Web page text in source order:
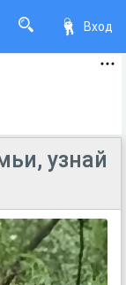
Вход
узнай